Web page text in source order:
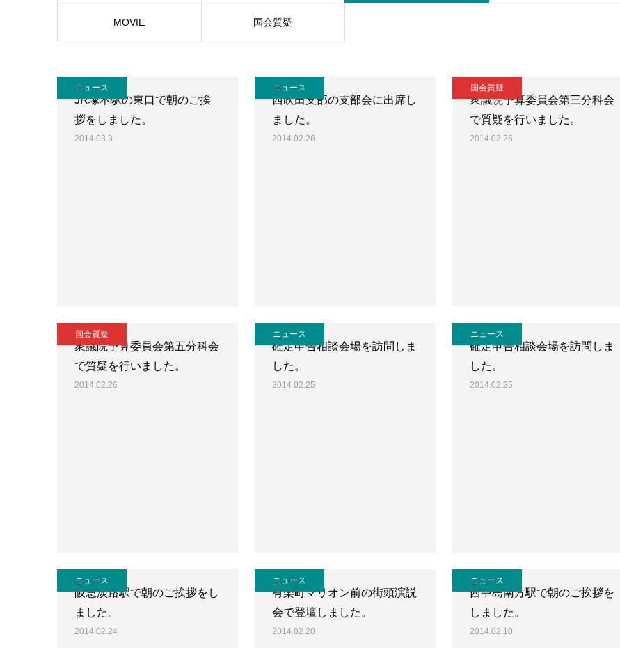
MOVIE 国会質疑
ニュース
JR塚本駅の東口で朝のご挨
拶をしました。
2014.03.3
ニュース
西吹田支部の支部会に出席し
ました。
2014.02.26
国会質疑
衆議院予算委員会第三分科会
で質疑を行いました。
2014.02.26
国会質疑
衆議院予算委員会第五分科会
で質疑を行いました。
2014.02.26
ニュース
確定申告相談会場を訪問しま
した。
2014.02.25
ニュース
確定申告相談会場を訪問しま
した。
2014.02.25
ニュース
阪急淡路駅で朝のご挨拶をし
ました。
2014.02.24
ニュース
有楽町マリオン前の街頭演説
会で登壇しました。
2014.02.20
ニュース
西中島南方駅で朝のご挨拶を
しました。
2014.02.10